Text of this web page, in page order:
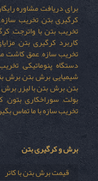
برای دریافت مشاوره
کرگیری بتن, تخریب
تخریب بتن با واترجت,
کاربرد کرگیری بتن,
تخریب سازه, عمق کاشت
دستگاه پنوماتیکی,
شیمیایی, برش بتن,
بتن, برش بتن با لیزر,
بولت, سوراخکاری بتون,
تخریب سازه با ما تماس
برش و کرگیری بتن
قیمت برش بتن با کاتر